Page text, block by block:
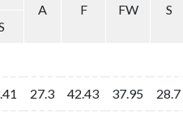
A
F FW S
27.3 42.43 37.95 28.7
A
F FW S
27.3 42.43 37.95 28.7